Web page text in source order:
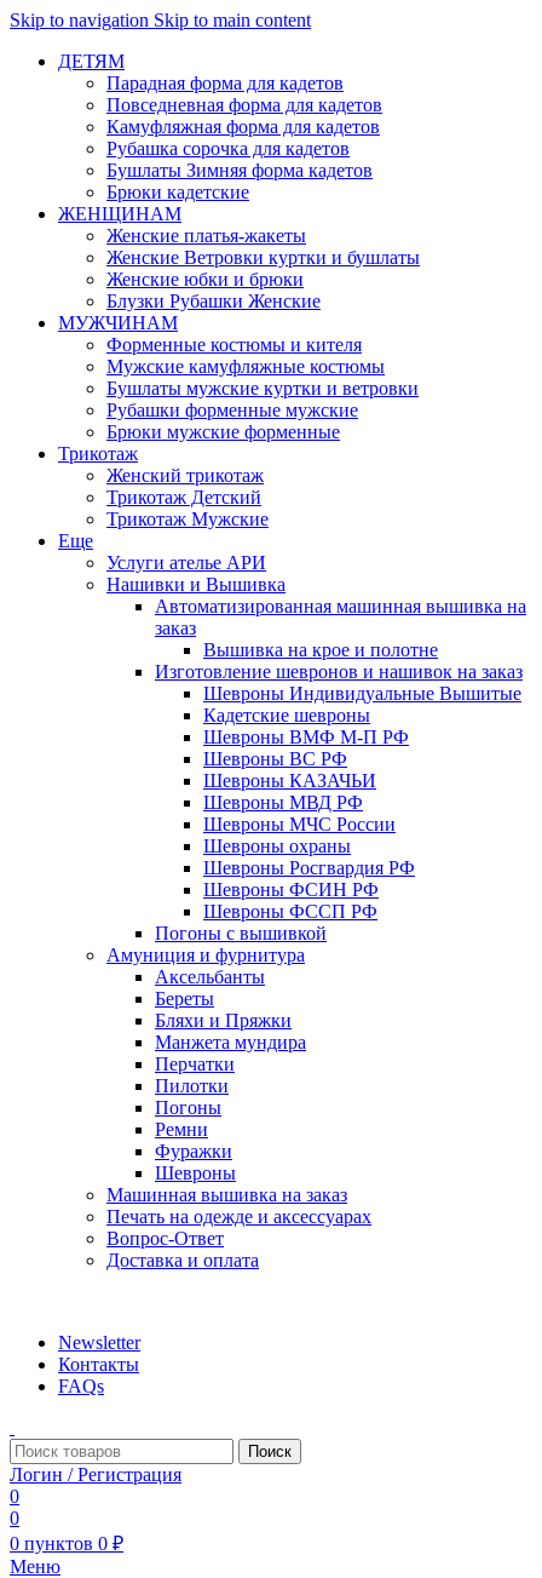
Skip to navigation Skip to main content
ДЕТЯМ
Парадная форма для кадетов
Повседневная форма для кадетов
Камуфляжная форма для кадетов
Рубашка сорочка для кадетов
Бушлаты Зимняя форма кадетов
Брюки кадетские
ЖЕНЩИНАМ
Женские платья-жакеты
Женские Ветровки куртки и бушлаты
Женские юбки и брюки
Блузки Рубашки Женские
МУЖЧИНАМ
Форменные костюмы и кителя
Мужские камуфляжные костюмы
Бушлаты мужские куртки и ветровки
Рубашки форменные мужские
Брюки мужские форменные
Трикотаж
Женский трикотаж
Трикотаж Детский
Трикотаж Мужские
Еще
Услуги ателье АРИ
Нашивки и Вышивка
Автоматизированная машинная вышивка на
заказ
Вышивка на крое и полотне
Изготовление шевронов и нашивок на заказ
Шевроны Индивидуальные Вышитые
Кадетские шевроны
Шевроны ВМФ М-П РФ
Шевроны ВС РФ
Шевроны КАЗАЧЬИ
Шевроны МВД РФ
Шевроны МЧС России
Шевроны охраны
Шевроны Росгвардия РФ
Шевроны ФСИН РФ
Шевроны ФССП РФ
Погоны с вышивкой
Амуниция и фурнитура
Аксельбанты
Береты
Бляхи и Пряжки
Манжета мундира
Перчатки
Пилотки
Погоны
Ремни
Фуражки
Шевроны
Машинная вышивка на заказ
Печать на одежде и аксессуарах
Вопрос-Ответ
Доставка и оплата
Newsletter
Контакты
FAQs
Поиск
Логин / Регистрация
0
0
0 пунктов 0 ₽
Меню